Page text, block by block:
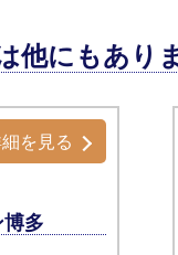
他にもあり
多
を見る